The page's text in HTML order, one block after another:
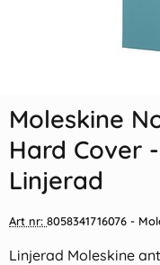
55 kr/st
Köp
Moleskine
Hard Cover
Linjerad
Art nr: 8058341716076 -
Linjerad Moleskine